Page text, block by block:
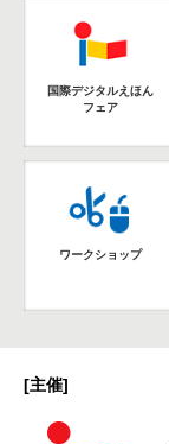
国際デジタルえほん
フェア
ワークショップ
[主催]